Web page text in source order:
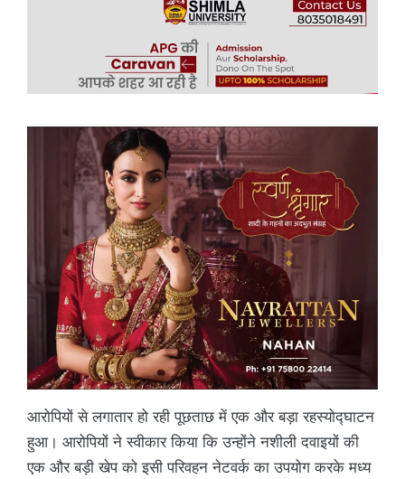
आरोपियों से लगातार हो रही पूछताछ में एक और बड़ा रहस्योद्घाटन
हुआ। आरोपियों ने स्वीकार किया कि उन्होंने नशीली दवाइयों की
एक और बड़ी खेप को इसी परिवहन नेटवर्क का उपयोग करके मध्य